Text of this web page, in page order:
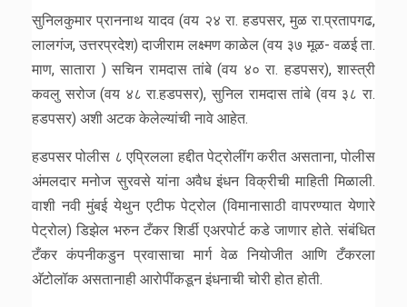
सुनिलकुमार प्राननाथ यादव (वय २४ रा. हडपसर, मुळ रा.प्रतापगढ,
लालगंज, उत्तरप्रदेश) दाजीराम लक्ष्मण काळेल (वय ३७ मूळ- वळई ता.
माण, सातारा ) सचिन रामदास तांबे (वय ४० रा. हडपसर), शास्त्री
कवलु सरोज (वय ४८ रा.हडपसर), सुनिल रामदास तांबे (वय ३८ रा.
हडपसर) अशी अटक केलेल्यांची नावे आहेत.
हडपसर पोलीस ८ एप्रिलला हद्दीत पेट्रोलींग करीत असताना, पोलीस
अंमलदार मनोज सुरवसे यांना अवैध इंधन विक्रीची माहिती मिळाली.
वाशी नवी मुंबई येथुन एटीफ पेट्रोल (विमानासाठी वापरण्यात येणारे
पेट्रोल) डिझेल भरुन टँकर शिर्डी एअरपोर्ट कडे जाणार होते. संबंधित
टँकर कंपनीकडुन प्रवासाचा मार्ग वेळ नियोजीत आणि टँकरला
अ‍ॅटोलॉक असतानाही आरोपींकडून इंधनाची चोरी होत होती.